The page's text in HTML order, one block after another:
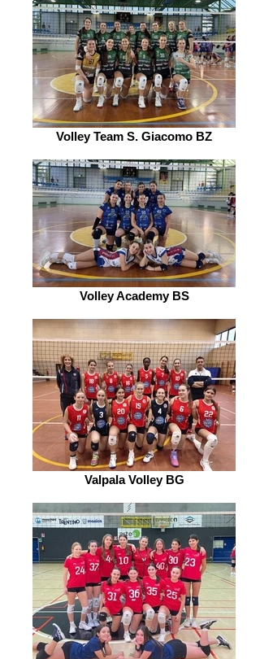
Volley Team S. Giacomo BZ
Volley Academy BS
Valpala Volley BG